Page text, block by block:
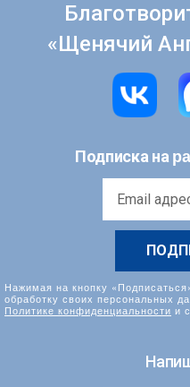
«Щенячий
Подписка на
Нажимая на кнопку
обработку своих персональных
Политике конфиденциальности и